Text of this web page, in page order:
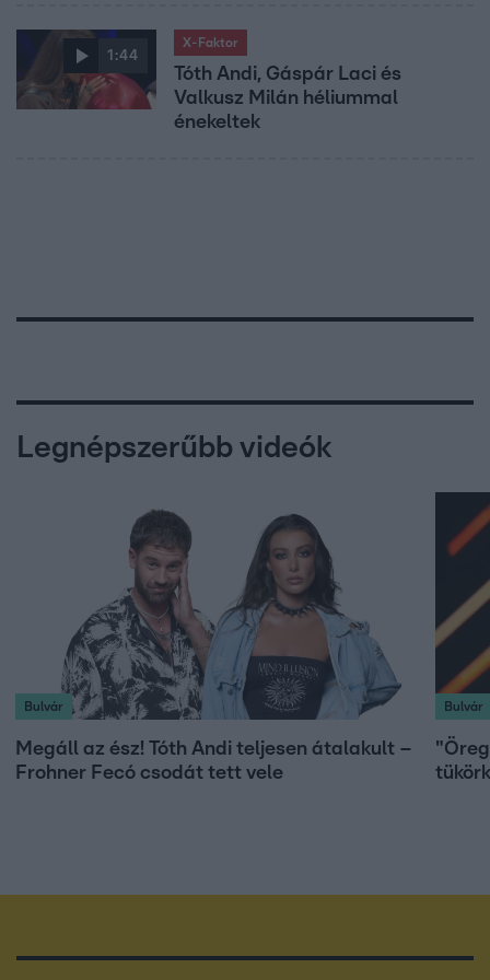
1:44
X-Faktor
Tóth Andi, Gáspár Laci és
Valkusz Milán héliummal
énekeltek
Legnépszerűbb videók
Bulvár
Megáll az ész! Tóth Andi teljesen átalakult –
Frohner Fecó csodát tett vele
Bulvár